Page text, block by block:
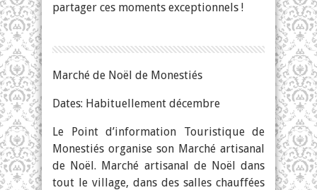
partager ces moments exceptionnels !
Marché de Noël de Monestiés
Dates: Habituellement décembre
Le Point d’information Touristique de
Monestiés organise son Marché artisanal
de Noël. Marché artisanal de Noël dans
tout le village, dans des salles chauffées